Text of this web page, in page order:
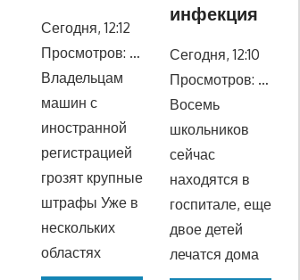
Сегодня, 12:12
Просмотров: …
Владельцам
машин с
иностранной
регистрацией
грозят крупные
штрафы Уже в
нескольких
областях
инфекция
Сегодня, 12:10
Просмотров: …
Восемь
школьников
сейчас
находятся в
госпитале, еще
двое детей
лечатся дома